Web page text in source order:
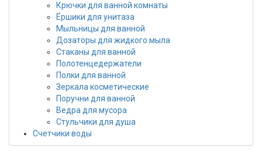
Крючки для ванной комнаты
Ёршики для унитаза
Мыльницы для ванной
Дозаторы для жидкого мыла
Стаканы для ванной
Полотенцедержатели
Полки для ванной
Зеркала косметические
Поручни для ванной
Ведра для мусора
Стульчики для душа
Счетчики воды